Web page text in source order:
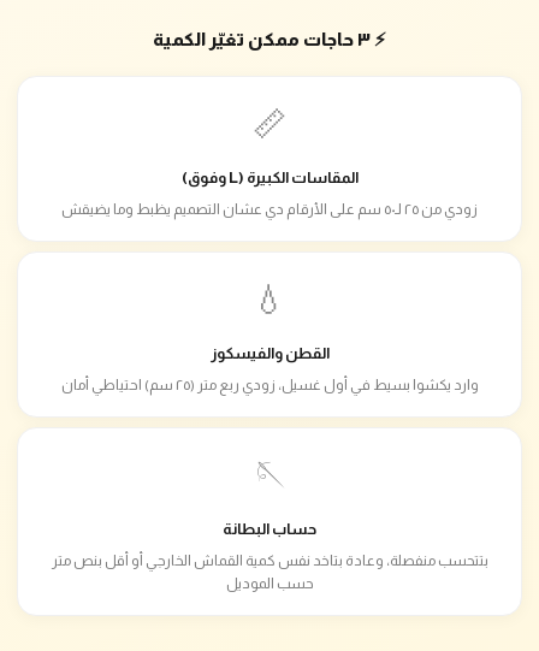
⚡ ٣ حاجات ممكن تغيّر الكمية
📏
المقاسات الكبيرة (L وفوق)
زودي من ٢٥ لـ٥٠ سم على الأرقام دي عشان التصميم يظبط وما يضيقش
💧
القطن والفيسكوز
وارد يكشوا بسيط في أول غسيل، زودي ربع متر (٢٥ سم) احتياطي أمان
🪡
حساب البطانة
بتتحسب منفصلة، وعادة بتاخد نفس كمية القماش الخارجي أو أقل بنص متر
حسب الموديل